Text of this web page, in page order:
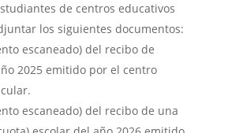
de centros educativos
los siguientes documentos:
escaneado) del recibo de
2025 emitido por el centro
escaneado) del recibo de una